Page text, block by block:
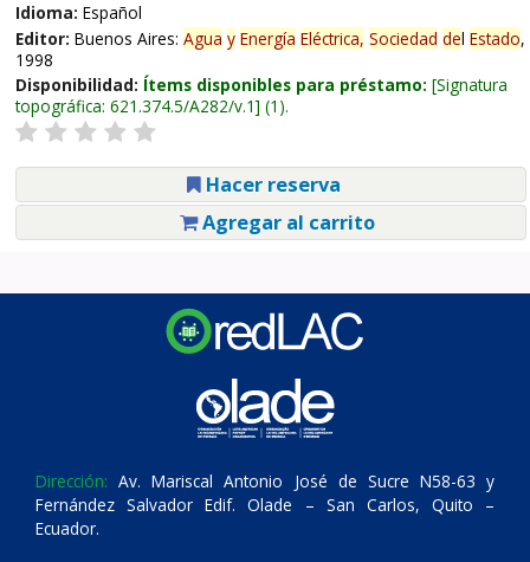
Idioma: Español
Editor: Buenos Aires: Agua y Energía Eléctrica, Sociedad del Estado,
1998
Disponibilidad: Ítems disponibles para préstamo: Signatura
topográfica: 621.374.5/A282/v.1 (1).
Hacer reserva
Agregar al carrito
Dirección: Av. Mariscal Antonio José de Sucre N58-63 y
Fernández Salvador Edif. Olade – San Carlos, Quito –
Ecuador.